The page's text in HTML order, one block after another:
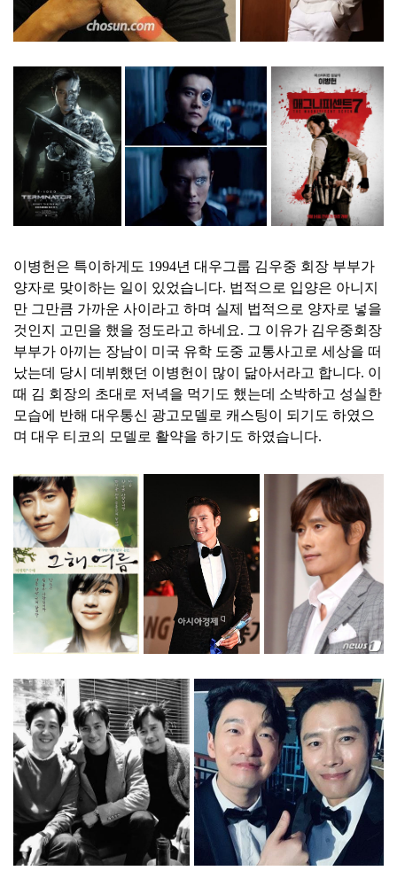
이병헌은 특이하게도 1994년 대우그룹 김우중 회장 부부가
양자로 맞이하는 일이 있었습니다. 법적으로 입양은 아니지
만 그만큼 가까운 사이라고 하며 실제 법적으로 양자로 넣을
것인지 고민을 했을 정도라고 하네요. 그 이유가 김우중회장
부부가 아끼는 장남이 미국 유학 도중 교통사고로 세상을 떠
났는데 당시 데뷔했던 이병헌이 많이 닮아서라고 합니다. 이
때 김 회장의 초대로 저녁을 먹기도 했는데 소박하고 성실한
모습에 반해 대우통신 광고모델로 캐스팅이 되기도 하였으
며 대우 티코의 모델로 활약을 하기도 하였습니다.